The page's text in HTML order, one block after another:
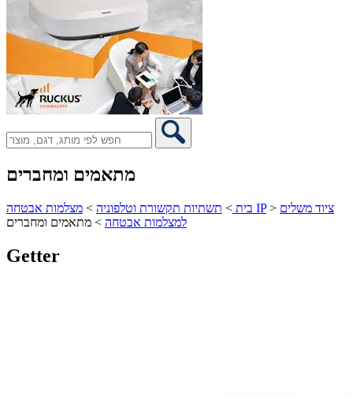
מתאמים ומחברים
בית > תשתיות תקשורת וטלפוניה > מצלמות אבטחה IP> ציוד משלים
למצלמות אבטחה > מתאמים ומחברים
Getter